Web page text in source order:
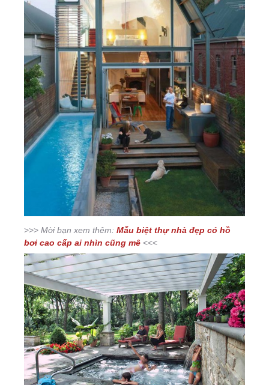
>>> Mời bạn xem thêm: Mẫu biệt thự nhà đẹp có hồ
bơi cao cấp ai nhìn cũng mê <<<